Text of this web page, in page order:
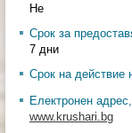
Не
Срок за
7 дни
Срок на действие
Електронен
www.krushari.bg